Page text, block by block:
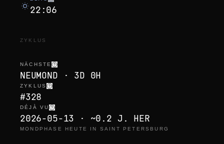
22:06
ZYKLUS
NÄCHSTE
NEUMOND · 3D 0H
ZYKLUS
#328
DÉJÀ VU
2026-05-13 · ~0.2 J. HER
MONDPHASE HEUTE IN SAINT PETERSBURG